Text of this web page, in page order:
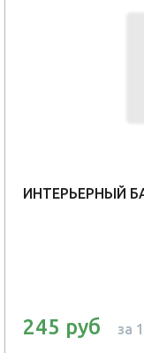
ИНТЕРЬЕРНЫЙ
245 руб за